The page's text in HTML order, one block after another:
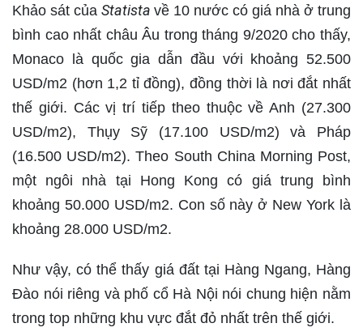
Khảo sát của Statista về 10 nước có giá nhà ở trung
bình cao nhất châu Âu trong tháng 9/2020 cho thấy,
Monaco là quốc gia dẫn đầu với khoảng 52.500
USD/m2 (hơn 1,2 tỉ đồng), đồng thời là nơi đắt nhất
thế giới. Các vị trí tiếp theo thuộc về Anh (27.300
USD/m2), Thụy Sỹ (17.100 USD/m2) và Pháp
(16.500 USD/m2). Theo South China Morning Post,
một ngôi nhà tại Hong Kong có giá trung bình
khoảng 50.000 USD/m2. Con số này ở New York là
khoảng 28.000 USD/m2.
Như vậy, có thể thấy giá đất tại Hàng Ngang, Hàng
Đào nói riêng và phố cổ Hà Nội nói chung hiện nằm
trong top những khu vực đắt đỏ nhất trên thế giới.